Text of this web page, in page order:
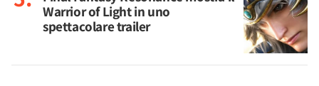
Warrior of Light in uno
spettacolare trailer